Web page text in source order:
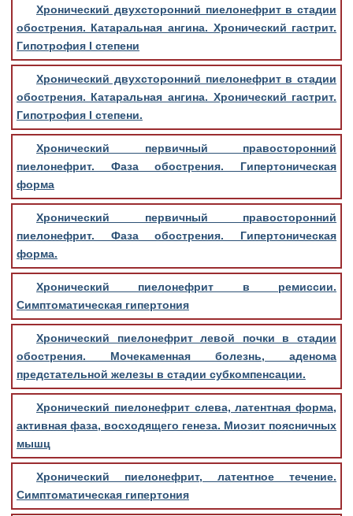
Хронический двухсторонний пиелонефрит в стадии
обострения. Катаральная ангина. Хронический гастрит.
Гипотрофия I степени
Хронический двухсторонний пиелонефрит в стадии
обострения. Катаральная ангина. Хронический гастрит.
Гипотрофия I степени.
Хронический первичный правосторонний
пиелонефрит. Фаза обострения. Гипертоническая
форма
Хронический первичный правосторонний
пиелонефрит. Фаза обострения. Гипертоническая
форма.
Хронический пиелонефрит в ремиссии.
Симптоматическая гипертония
Хронический пиелонефрит левой почки в стадии
обострения. Мочекаменная болезнь, аденома
предстательной железы в стадии субкомпенсации.
Хронический пиелонефрит слева, латентная форма,
активная фаза, восходящего генеза. Миозит поясничных
мышц
Хронический пиелонефрит, латентное течение.
Симптоматическая гипертония